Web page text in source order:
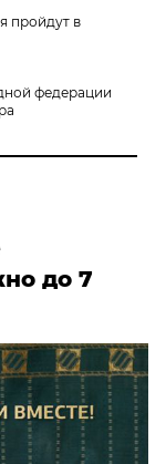
пройдут в
федерации
до 7